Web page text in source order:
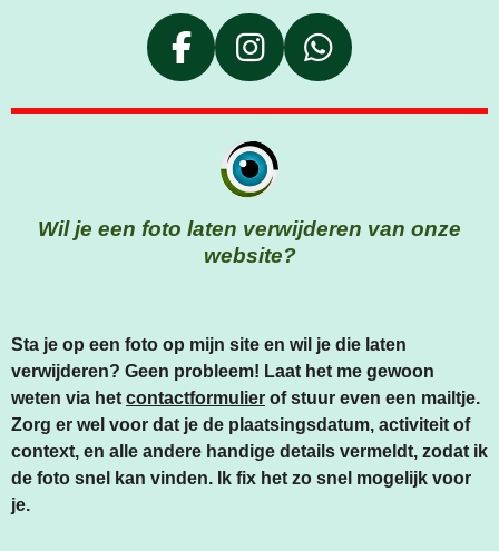
F
O
I
T
A
G
R
W
A
Wil je een foto laten verwijderen van onze
website?
Sta je op een foto op mijn site en wil je die laten
verwijderen? Geen probleem! Laat het me gewoon
weten via het contactformulier of stuur even een mailtje.
Zorg er wel voor dat je de plaatsingsdatum, activiteit of
context, en alle andere handige details vermeldt, zodat ik
de foto snel kan vinden. Ik fix het zo snel mogelijk voor
je.